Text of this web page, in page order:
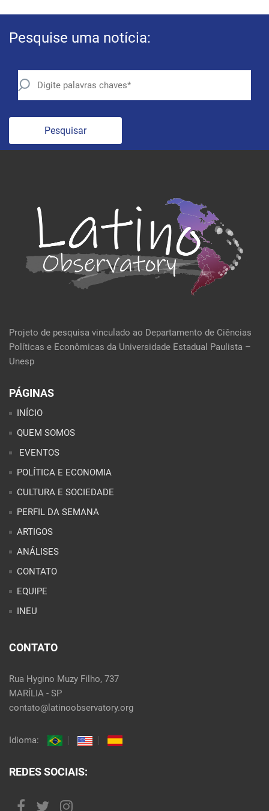
Pesquise uma notícia:
Pesquisar
Projeto de pesquisa vinculado ao Departamento de Ciências
Políticas e Econômicas da Universidade Estadual Paulista –
Unesp
PÁGINAS
INÍCIO
QUEM SOMOS
EVENTOS
POLÍTICA E ECONOMIA
CULTURA E SOCIEDADE
PERFIL DA SEMANA
ARTIGOS
ANÁLISES
CONTATO
EQUIPE
INEU
CONTATO
Rua Hygino Muzy Filho, 737
MARÍLIA - SP
contato@latinoobservatory.org
Idioma:
REDES SOCIAIS: